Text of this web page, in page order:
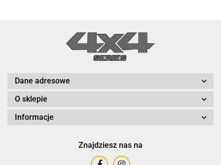
Dane adresowe
O sklepie
Informacje
Znajdziesz nas na